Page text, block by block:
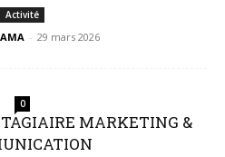
Activité
- 29 mars 2026
0
MARKETING &